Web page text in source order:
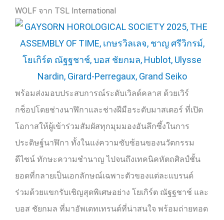
WOLF จาก TSL International
พร้อมส่งมอบประสบการณ์ระดับเวิลด์คลาส ด้วยเวิร์
กช็อปโดยช่างนาฬิกาและช่างฝีมือระดับมาสเตอร์ ที่เปิด
โอกาสให้ผู้เข้าร่วมสัมผัสทุกมุมมองอันลึกซึ้งในการ
ประดิษฐ์นาฬิกา ทั้งในแง่ความซับซ้อนของนวัตกรรม
ดีไซน์ ทักษะความชำนาญ ไปจนถึงเทคนิคหัตถศิลป์ชั้น
ยอดที่กลายเป็นเอกลักษณ์เฉพาะตัวของแต่ละแบรนด์
ร่วมด้วยแขกรับเชิญสุดพิเศษอย่าง โยเกิร์ต ณัฐฐชาช์ และ
บอส ชัยกมล ที่มาอัพเดทเทรนด์ที่น่าสนใจ พร้อมถ่ายทอด